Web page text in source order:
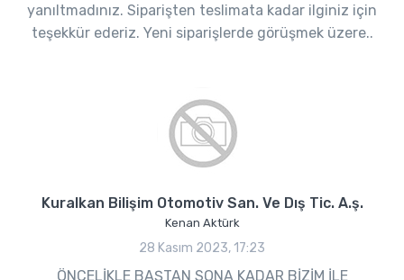
yanıltmadınız. Siparişten teslimata kadar ilginiz için
teşekkür ederiz. Yeni siparişlerde görüşmek üzere..
Kuralkan Bilişim Otomotiv San. Ve Dış Tic. A.ş.
Kenan Aktürk
28 Kasım 2023, 17:23
ÖNCELİKLE BAŞTAN SONA KADAR BİZİM İLE